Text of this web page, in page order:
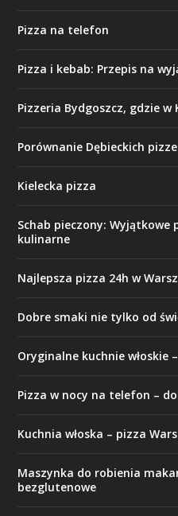
Pizza na telefon
Pizza i kebab: Przepis na
Pizzeria Bydgoszcz, gdzie w
Porównanie Dębieckich
Kielecka pizza
Schab pieczony: Wyjątkowe
kulinarne
Najlepsza pizza 24h w
Dobre smaki nie tylko od
Oryginalne kuchnie włoskie
Pizza w nocy na telefon –
Kuchnia włoska – pizza
Maszynka do robienia
bezglutenowe